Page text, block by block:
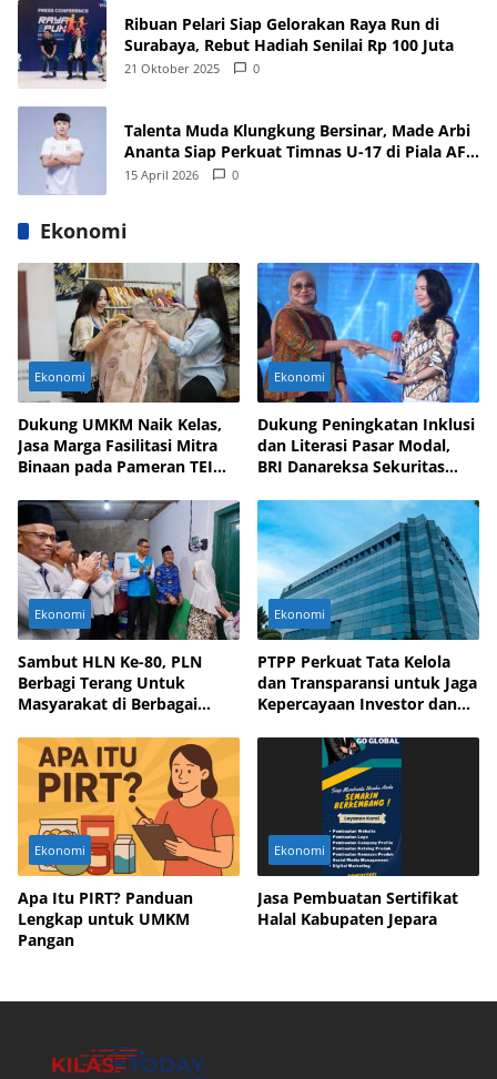
Ribuan Pelari Siap Gelorakan Raya Run di
Surabaya, Rebut Hadiah Senilai Rp 100 Juta
21 Oktober 2025 0
Talenta Muda Klungkung Bersinar, Made Arbi
Ananta Siap Perkuat Timnas U-17 di Piala AFF
dan Asia 2026
15 April 2026 0
Ekonomi
Ekonomi
Dukung UMKM Naik Kelas,
Jasa Marga Fasilitasi Mitra
Binaan pada Pameran TEI
Ekonomi
Dukung Peningkatan Inklusi
dan Literasi Pasar Modal,
BRI Danareksa Sekuritas
Ekonomi
Sambut HLN Ke-80, PLN
Berbagi Terang Untuk
Masyarakat di Berbagai
Ekonomi
PTPP Perkuat Tata Kelola
dan Transparansi untuk Jaga
Kepercayaan Investor dan
Ekonomi
Apa Itu PIRT? Panduan
Lengkap untuk UMKM
Pangan
Ekonomi
Jasa Pembuatan Sertifikat
Halal Kabupaten Jepara